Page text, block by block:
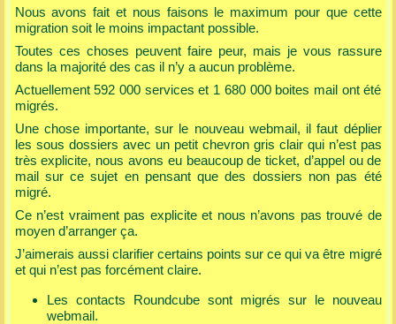
Nous avons fait et nous faisons le maximum pour que cette
migration soit le moins impactant possible.
Toutes ces choses peuvent faire peur, mais je vous rassure
dans la majorité des cas il n’y a aucun problème.
Actuellement 592 000 services et 1 680 000 boites mail ont été
migrés.
Une chose importante, sur le nouveau webmail, il faut déplier
les sous dossiers avec un petit chevron gris clair qui n’est pas
très explicite, nous avons eu beaucoup de ticket, d’appel ou de
mail sur ce sujet en pensant que des dossiers non pas été
migré.
Ce n’est vraiment pas explicite et nous n’avons pas trouvé de
moyen d’arranger ça.
J’aimerais aussi clarifier certains points sur ce qui va être migré
et qui n’est pas forcément claire.
Les contacts Roundcube sont migrés sur le nouveau
webmail.